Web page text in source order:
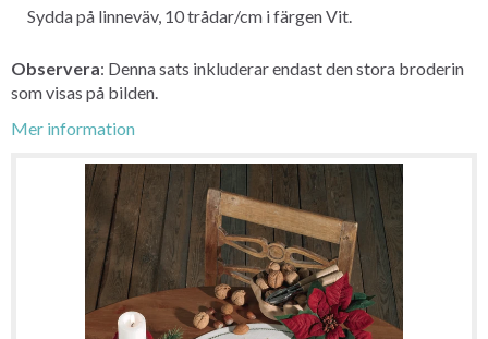
Sydda på linneväv, 10 trådar/cm i färgen Vit.
Observera: Denna sats inkluderar endast den stora broderin
som visas på bilden.
Mer information